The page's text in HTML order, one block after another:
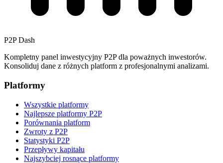
P2P Dash
Kompletny panel inwestycyjny P2P dla poważnych inwestorów.
Konsoliduj dane z różnych platform z profesjonalnymi analizami.
Platformy
Wszystkie platformy
Najlepsze platformy P2P
Porównania platform
Zwroty z P2P
Statystyki P2P
Przepływy kapitału
Najszybciej rosnące platformy